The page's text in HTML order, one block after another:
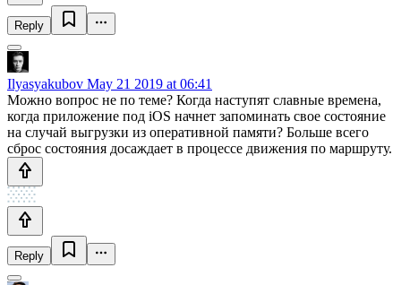
Reply
Ilyasyakubov May 21 2019 at 06:41
Можно вопрос не по теме? Когда наступят славные времена,
когда приложение под iOS начнет запоминать свое состояние
на случай выгрузки из оперативной памяти? Больше всего
сброс состояния досаждает в процессе движения по маршруту.
Reply